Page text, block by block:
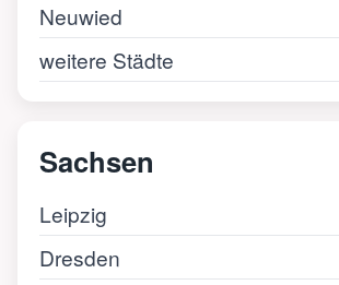
Neuwied
weitere Städte
Sachsen
Leipzig
Dresden